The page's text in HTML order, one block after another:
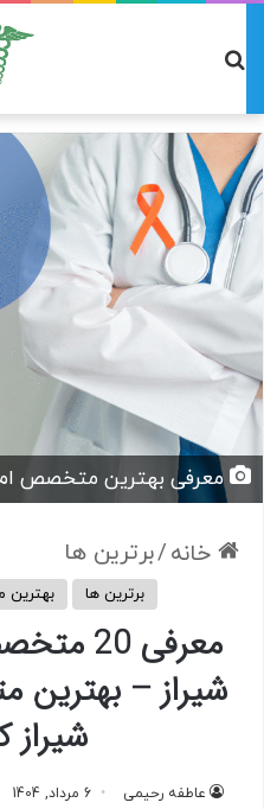
معرفی بهترین متخصص
خانه/برترین ها
برترین ها
معرفی
شیراز –
عاطفه رحیمی 6 مرداد, 1404